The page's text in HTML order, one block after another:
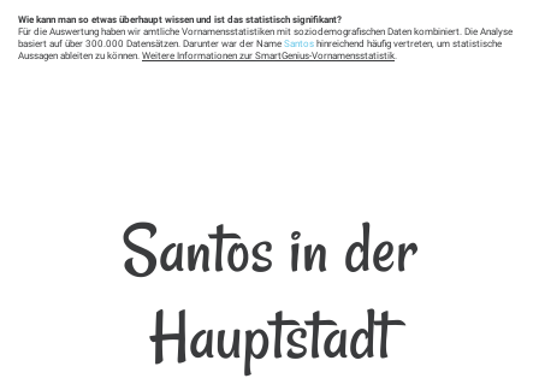
Wie kann man so etwas überhaupt wissen und ist das statistisch signifikant?
Für die Auswertung haben wir amtliche Vornamensstatistiken mit soziodemografischen Daten kombiniert. Die Analyse
basiert auf über 300.000 Datensätzen. Darunter war der Name Santos hinreichend häufig vertreten, um statistische
Aussagen ableiten zu können. Weitere Informationen zur SmartGenius-Vornamensstatistik.
Santos in der
Hauptstadt